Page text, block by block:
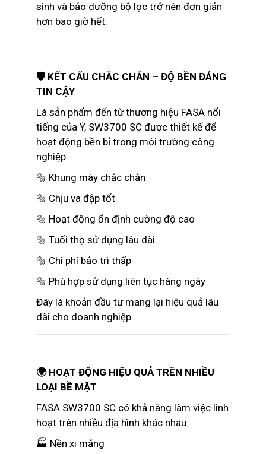
sinh và bảo dưỡng bộ lọc trở nên đơn giản
hơn bao giờ hết.
🛡️ KẾT CẤU CHẮC CHẮN – ĐỘ BỀN ĐÁNG
TIN CẬY
Là sản phẩm đến từ thương hiệu FASA nổi
tiếng của Ý, SW3700 SC được thiết kế để
hoạt động bền bỉ trong môi trường công
nghiệp.
🔩 Khung máy chắc chắn
🔩 Chịu va đập tốt
🔩 Hoạt động ổn định cường độ cao
🔩 Tuổi thọ sử dụng lâu dài
🔩 Chi phí bảo trì thấp
🔩 Phù hợp sử dụng liên tục hàng ngày
Đây là khoản đầu tư mang lại hiệu quả lâu
dài cho doanh nghiệp.
🌍 HOẠT ĐỘNG HIỆU QUẢ TRÊN NHIỀU
LOẠI BỀ MẶT
FASA SW3700 SC có khả năng làm việc linh
hoạt trên nhiều địa hình khác nhau.
🏭 Nền xi măng